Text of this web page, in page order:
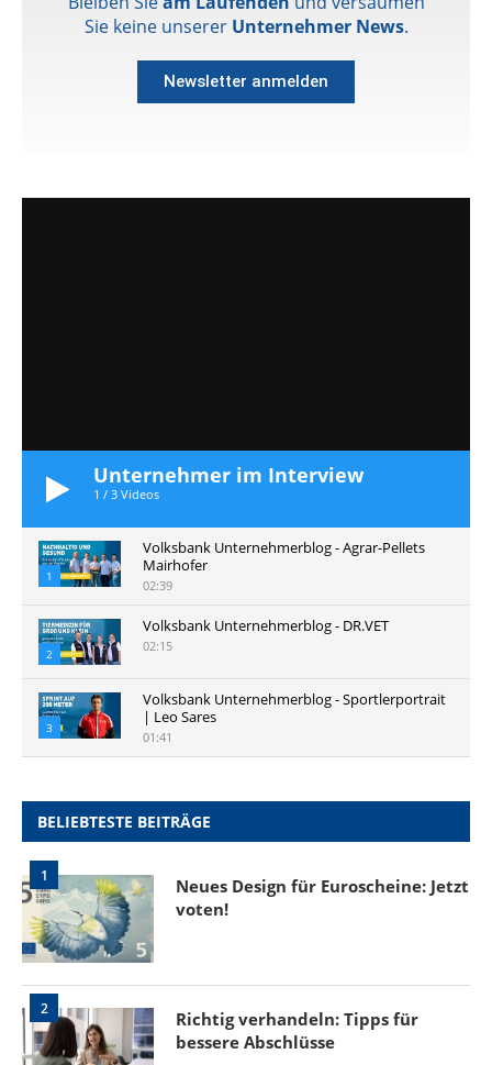
Sie keine unserer Unternehmer News.
Newsletter anmelden
Unternehmer im Interview
1 / 3 Videos
1
Volksbank Unternehmerblog - Agrar-Pellets
Mairhofer
02:39
2
Volksbank Unternehmerblog - DR.VET
02:15
3
Volksbank Unternehmerblog - Sportlerportrait
| Leo Sares
01:41
BELIEBTESTE BEITRÄGE
1
Neues Design für Euroscheine: Jetzt
voten!
2
Richtig verhandeln: Tipps für
bessere Abschlüsse